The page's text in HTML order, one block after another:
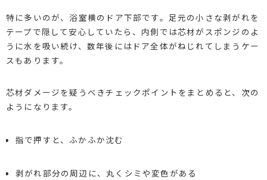
特に多いのが、浴室横のドア下部です。足元の小さな剥がれを
テープで隠して安心していたら、内側では芯材がスポンジのよ
うに水を吸い続け、数年後にはドア全体がねじれてしまうケー
スもあります。
芯材ダメージを疑うべきチェックポイントをまとめると、次の
ようになります。
指で押すと、ふかふか沈む
剥がれ部分の周辺に、丸くシミや変色がある